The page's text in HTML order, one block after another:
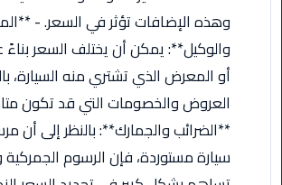
ليموزين
الساحل
الشمالي
ليموزين
وهذه الإضافات تؤثر في السعر. -
والوكيل**: يمكن أن يختلف السعر بناءً
أو المعرض الذي تشتري منه السيارة،
العروض والخصومات التي قد تكون
**الضرائب والجمارك**: بالنظر إلى
سيارة مستوردة، فإن الرسوم الجمركية